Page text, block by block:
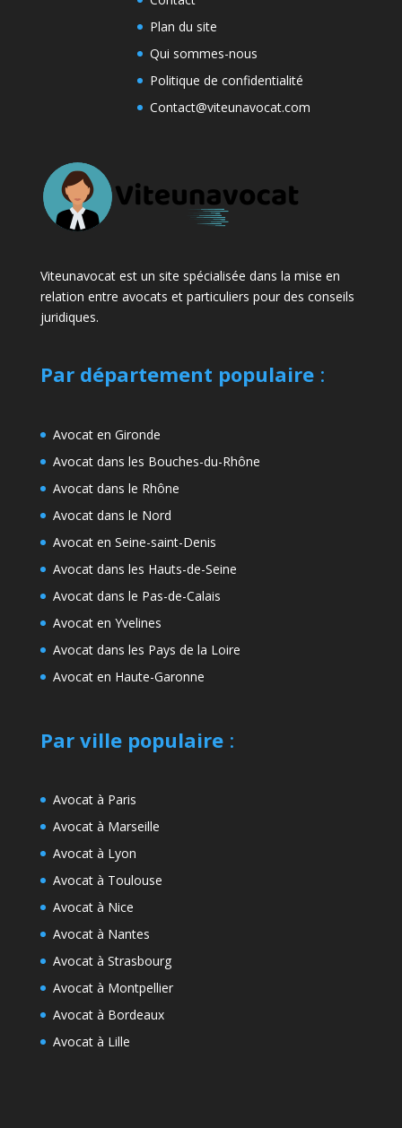
Plan du site
Qui sommes-nous
Politique de confidentialité
Contact@viteunavocat.com
Viteunavocat est un site spécialisée dans la mise en
relation entre avocats et particuliers pour des conseils
juridiques.
Par département populaire:
Avocat en Gironde
Avocat dans les Bouches-du-Rhône
Avocat dans le Rhône
Avocat dans le Nord
Avocat en Seine-saint-Denis
Avocat dans les Hauts-de-Seine
Avocat dans le Pas-de-Calais
Avocat en Yvelines
Avocat dans les Pays de la Loire
Avocat en Haute-Garonne
Par ville populaire:
Avocat à Paris
Avocat à Marseille
Avocat à Lyon
Avocat à Toulouse
Avocat à Nice
Avocat à Nantes
Avocat à Strasbourg
Avocat à Montpellier
Avocat à Bordeaux
Avocat à Lille